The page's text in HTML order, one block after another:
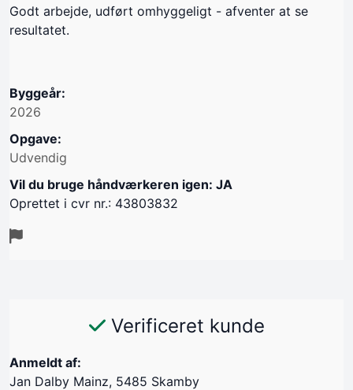
Godt arbejde, udført omhyggeligt - afventer at se
resultatet.
Byggeår:
2026
Opgave:
Udvendig
Vil du bruge håndværkeren igen: JA
Oprettet i cvr nr.: 43803832
Verificeret kunde
Anmeldt af:
Jan Dalby Mainz, 5485 Skamby